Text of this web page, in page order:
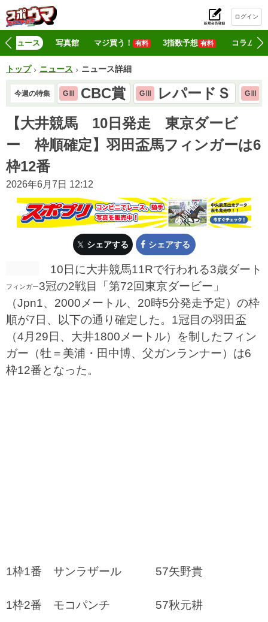
ログイン
ニュース 写真館 マジ買う！ 有料 3指数予想 有料 コラム
トップ ニュース ニュース詳細
今週の特集 GⅢ CBC賞 GⅢ レパードＳ GⅢ
【大井競馬 10日発走 東京ダービ
ー 枠順確定】羽田盃馬フィンガーは6
枠12番
2026年6月7日 12:12
シェアする シェアする
フィンガー
10日に大井競馬11Rで行われる3歳ダート
3冠の2戦目「第72回東京ダービー」
（Jpn1、2000メートル、20時5分発走予定）の枠
順が7日、以下の通り確定した。1冠目の羽田盃
（4月29日、大井1800メートル）を制したフィン
ガー（牡＝美浦・田中博、父ガンランナー）は6
枠12番となった。
1枠1番 サンラザール 57矢野貴
1枠2番 モコパンチ 57秋元耕